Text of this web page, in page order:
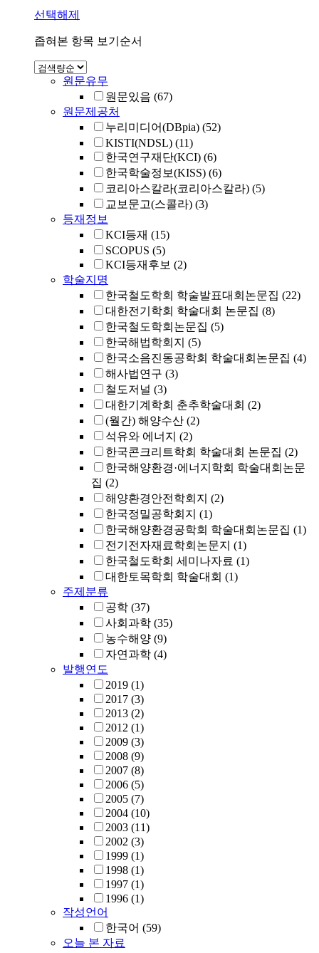
선택해제
좁혀본 항목 보기순서
원문유무
원문있음 (67)
원문제공처
누리미디어(DBpia) (52)
KISTI(NDSL) (11)
한국연구재단(KCI) (6)
한국학술정보(KISS) (6)
코리아스칼라(코리아스칼라) (5)
교보문고(스콜라) (3)
등재정보
KCI등재 (15)
SCOPUS (5)
KCI등재후보 (2)
학술지명
한국철도학회 학술발표대회논문집 (22)
대한전기학회 학술대회 논문집 (8)
한국철도학회논문집 (5)
한국해법학회지 (5)
한국소음진동공학회 학술대회논문집 (4)
해사법연구 (3)
철도저널 (3)
대한기계학회 춘추학술대회 (2)
(월간) 해양수산 (2)
석유와 에너지 (2)
한국콘크리트학회 학술대회 논문집 (2)
한국해양환경·에너지학회 학술대회논문
집 (2)
해양환경안전학회지 (2)
한국정밀공학회지 (1)
한국해양환경공학회 학술대회논문집 (1)
전기전자재료학회논문지 (1)
한국철도학회 세미나자료 (1)
대한토목학회 학술대회 (1)
주제분류
공학 (37)
사회과학 (35)
농수해양 (9)
자연과학 (4)
발행연도
2019 (1)
2017 (3)
2013 (2)
2012 (1)
2009 (3)
2008 (9)
2007 (8)
2006 (5)
2005 (7)
2004 (10)
2003 (11)
2002 (3)
1999 (1)
1998 (1)
1997 (1)
1996 (1)
작성언어
한국어 (59)
오늘 본 자료